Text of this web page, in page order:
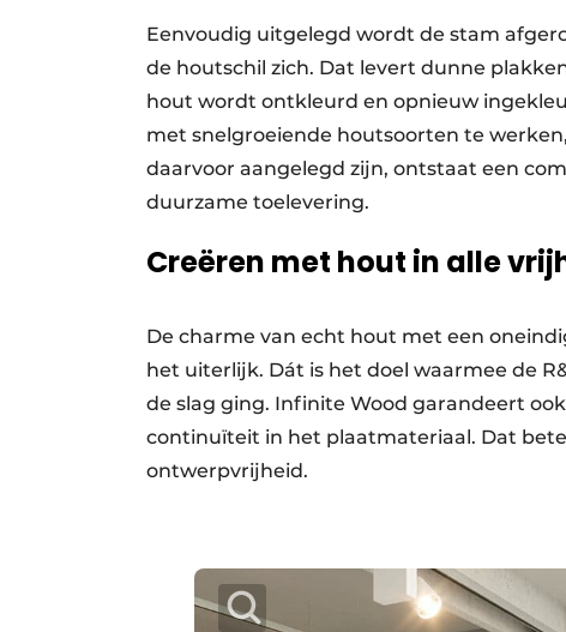
Eenvoudig uitgelegd wordt de stam
de houtschil zich. Dat levert dunne
hout wordt ontkleurd en opnieuw
met snelgroeiende houtsoorten te
daarvoor aangelegd zijn, ontstaat een
duurzame toelevering.
Creëren met hout in alle
De charme van echt hout met een
het uiterlijk. Dát is het doel waarmee de
de slag ging. Infinite Wood garandeert
continuïteit in het plaatmateriaal. Dat
ontwerpvrijheid.